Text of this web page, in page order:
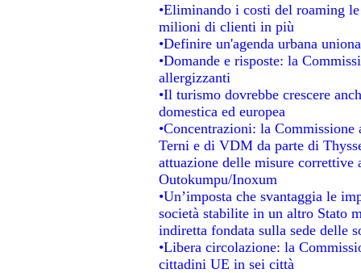
•Eliminando i costi del roaming
milioni di clienti in più
•Definire un'agenda urbana
•Domande e risposte: la
allergizzanti
•Il turismo dovrebbe crescere
domestica ed europea
•Concentrazioni: la
Terni e di VDM da parte di
attuazione delle misure correttive
Outokumpu/Inoxum
•Un’imposta che svantaggia le
società stabilite in un altro Stato
indiretta fondata sulla sede delle
•Libera circolazione: la
cittadini UE in sei città